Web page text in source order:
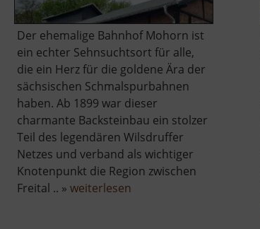
Der ehemalige Bahnhof Mohorn ist
ein echter Sehnsuchtsort für alle,
die ein Herz für die goldene Ära der
sächsischen Schmalspurbahnen
haben. Ab 1899 war dieser
charmante Backsteinbau ein stolzer
Teil des legendären Wilsdruffer
Netzes und verband als wichtiger
Knotenpunkt die Region zwischen
Freital .. » weiterlesen